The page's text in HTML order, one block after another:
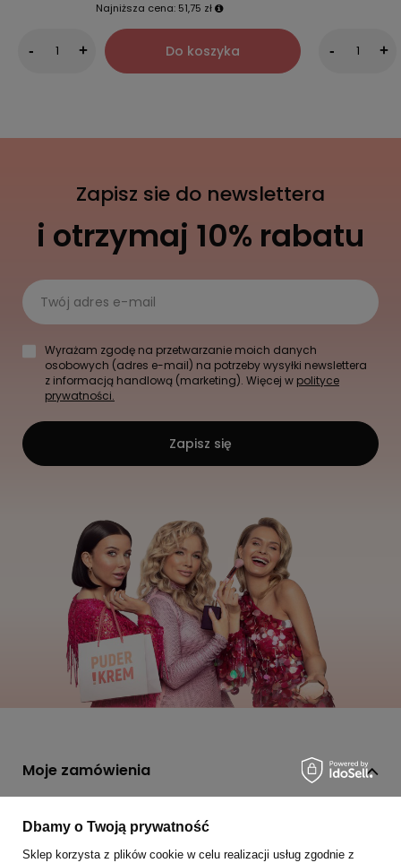
Najniższa cena: 51,75 zł
- + Do koszyka - +
Zapisz sie do newslettera
i otrzymaj 10% rabatu
Twój adres e-mail
Wyrażam zgodę na przetwarzanie moich danych
osobowych (adres e-mail) na potrzeby wysyłki newslettera
z informacją handlową (marketing). Więcej w polityce
prywatności.
Zapisz się
Moje zamówienia
Śledzenie przesyłki
Dbamy o Twoją prywatność
Sklep korzysta z plików cookie w celu realizacji usług zgodnie z